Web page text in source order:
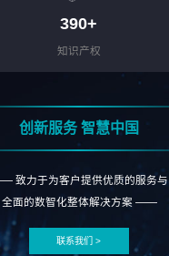
390+
知识产权
创新服务 智慧中国
致力于为客户提供优质的服务与
全面的数智化整体解决方案 ——
联系我们 >